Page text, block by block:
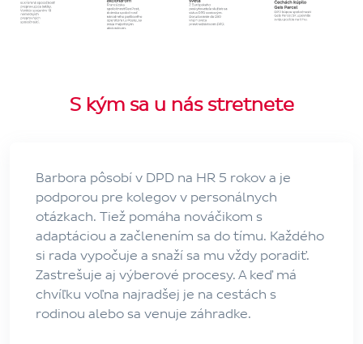
S kým sa u nás stretnete
Barbora pôsobí v DPD na HR 5 rokov a je
podporou pre kolegov v personálnych
otázkach. Tiež pomáha nováčikom s
adaptáciou a začlenením sa do tímu. Každého
si rada vypočuje a snaží sa mu vždy poradiť.
Zastrešuje aj výberové procesy. A keď má
chvíľku voľna najradšej je na cestách s
rodinou alebo sa venuje záhradke.